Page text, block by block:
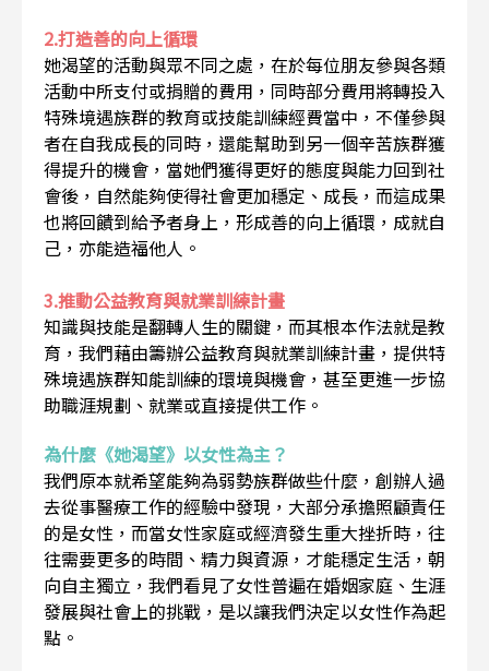
2.打造善的向上循環
她渴望的活動與眾不同之處，在於每位朋友參與各類
活動中所支付或捐贈的費用，同時部分費用將轉投入
特殊境遇族群的教育或技能訓練經費當中，不僅參與
者在自我成長的同時，還能幫助到另一個辛苦族群獲
得提升的機會，當她們獲得更好的態度與能力回到社
會後，自然能夠使得社會更加穩定、成長，而這成果
也將回饋到給予者身上，形成善的向上循環，成就自
己，亦能造福他人。
3.推動公益教育與就業訓練計畫
知識與技能是翻轉人生的關鍵，而其根本作法就是教
育，我們藉由籌辦公益教育與就業訓練計畫，提供特
殊境遇族群知能訓練的環境與機會，甚至更進一步協
助職涯規劃、就業或直接提供工作。
為什麼《她渴望》以女性為主？
我們原本就希望能夠為弱勢族群做些什麼，創辦人過
去從事醫療工作的經驗中發現，大部分承擔照顧責任
的是女性，而當女性家庭或經濟發生重大挫折時，往
往需要更多的時間、精力與資源，才能穩定生活，朝
向自主獨立，我們看見了女性普遍在婚姻家庭、生涯
發展與社會上的挑戰，是以讓我們決定以女性作為起
點。